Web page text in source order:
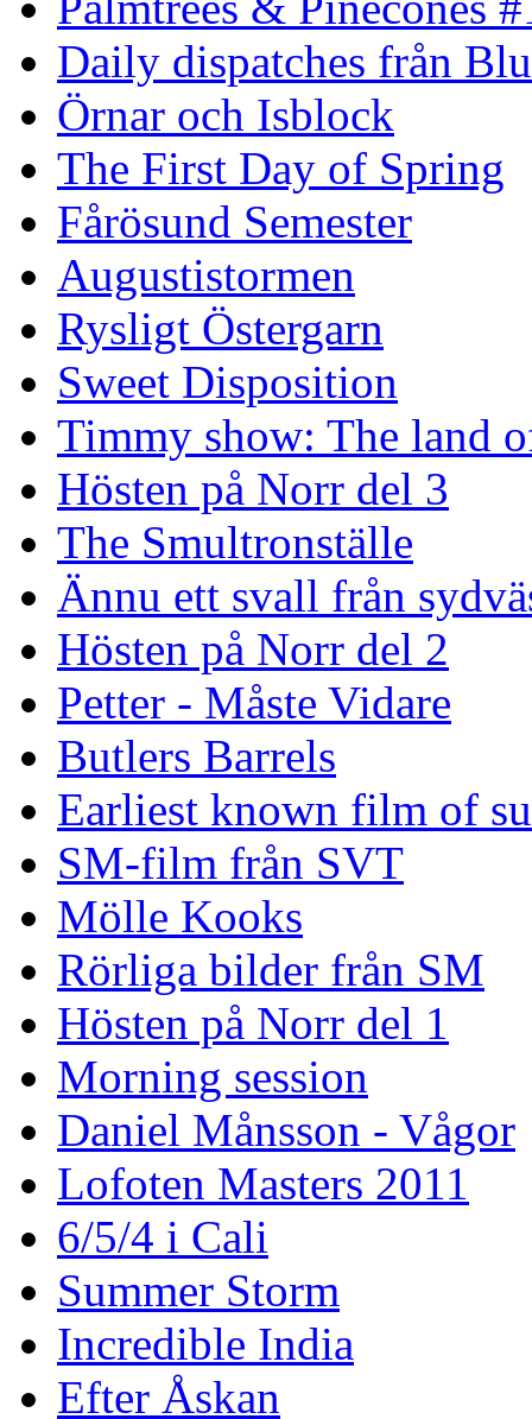
Daily dispatches från
Örnar och Isblock
The First Day of Spring
Fårösund Semester
Augustistormen
Rysligt Östergarn
Sweet Disposition
Timmy show: The land
Hösten på Norr del 3
The Smultronställe
Ännu ett svall från
Hösten på Norr del 2
Petter - Måste Vidare
Butlers Barrels
Earliest known film of
SM-film från SVT
Mölle Kooks
Rörliga bilder från SM
Hösten på Norr del 1
Morning session
Daniel Månsson - Vågor
Lofoten Masters 2011
6/5/4 i Cali
Summer Storm
Incredible India
Efter Åskan